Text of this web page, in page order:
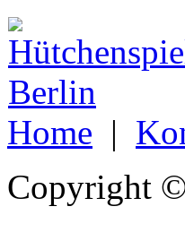
Home |
Copyright